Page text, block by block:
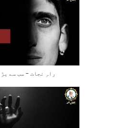
راہِ نجات – سب سے